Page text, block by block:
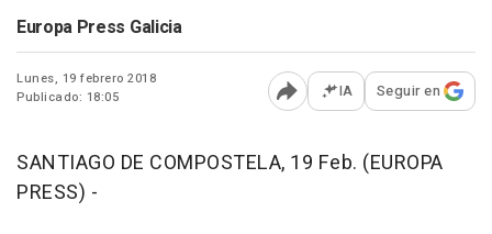
Europa Press Galicia
Lunes, 19 febrero 2018
Publicado: 18:05
Abrir opciones para
IA Seguir en
SANTIAGO DE COMPOSTELA, 19 Feb. (EUROPA
PRESS) -